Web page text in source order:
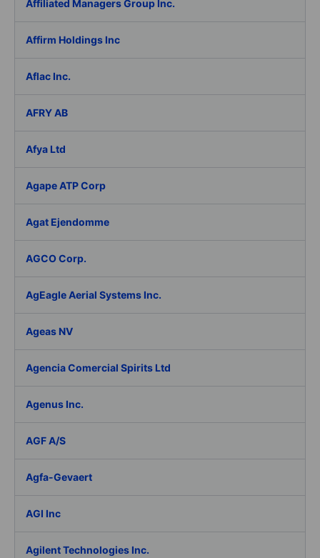
Affiliated Managers Group Inc.
Affirm Holdings Inc
Aflac Inc.
AFRY AB
Afya Ltd
Agape ATP Corp
Agat Ejendomme
AGCO Corp.
AgEagle Aerial Systems Inc.
Ageas NV
Agencia Comercial Spirits Ltd
Agenus Inc.
AGF A/S
Agfa-Gevaert
AGI Inc
Agilent Technologies Inc.